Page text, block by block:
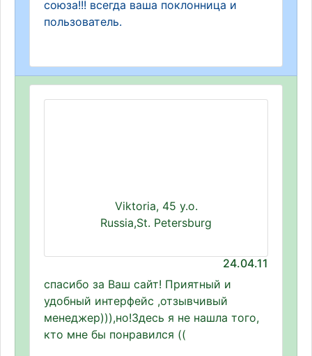
союза!!! всегда ваша поклонница и
пользователь.
Viktoria, 45 y.o.
Russia,St. Petersburg
24.04.11
спасибо за Ваш сайт! Приятный и
удобный интерфейс ,отзывчивый
менеджер))),но!Здесь я не нашла того,
кто мне бы понравился ((